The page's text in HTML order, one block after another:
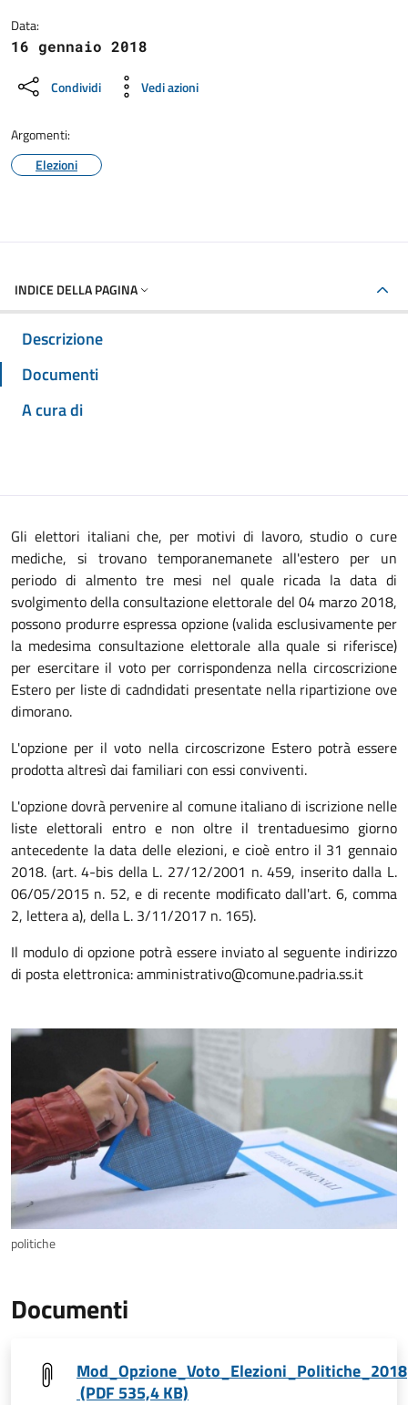
Data:
16 gennaio 2018
Condividi Vedi azioni
Argomenti:
Elezioni
INDICE DELLA PAGINA
Descrizione
Documenti
A cura di
Gli elettori italiani che, per motivi di lavoro, studio o cure
mediche, si trovano temporanemanete all'estero per un
periodo di almento tre mesi nel quale ricada la data di
svolgimento della consultazione elettorale del 04 marzo 2018,
possono produrre espressa opzione (valida esclusivamente per
la medesima consultazione elettorale alla quale si riferisce)
per esercitare il voto per corrispondenza nella circoscrizione
Estero per liste di cadndidati presentate nella ripartizione ove
dimorano.
L'opzione per il voto nella circoscrizone Estero potrà essere
prodotta altresì dai familiari con essi conviventi.
L'opzione dovrà pervenire al comune italiano di iscrizione nelle
liste elettorali entro e non oltre il trentaduesimo giorno
antecedente la data delle elezioni, e cioè entro il 31 gennaio
2018. (art. 4-bis della L. 27/12/2001 n. 459, inserito dalla L.
06/05/2015 n. 52, e di recente modificato dall'art. 6, comma
2, lettera a), della L. 3/11/2017 n. 165).
Il modulo di opzione potrà essere inviato al seguente indirizzo
di posta elettronica: amministrativo@comune.padria.ss.it
politiche
Documenti
Mod_Opzione_Voto_Elezioni_Politiche_2018
(PDF 535,4 KB)